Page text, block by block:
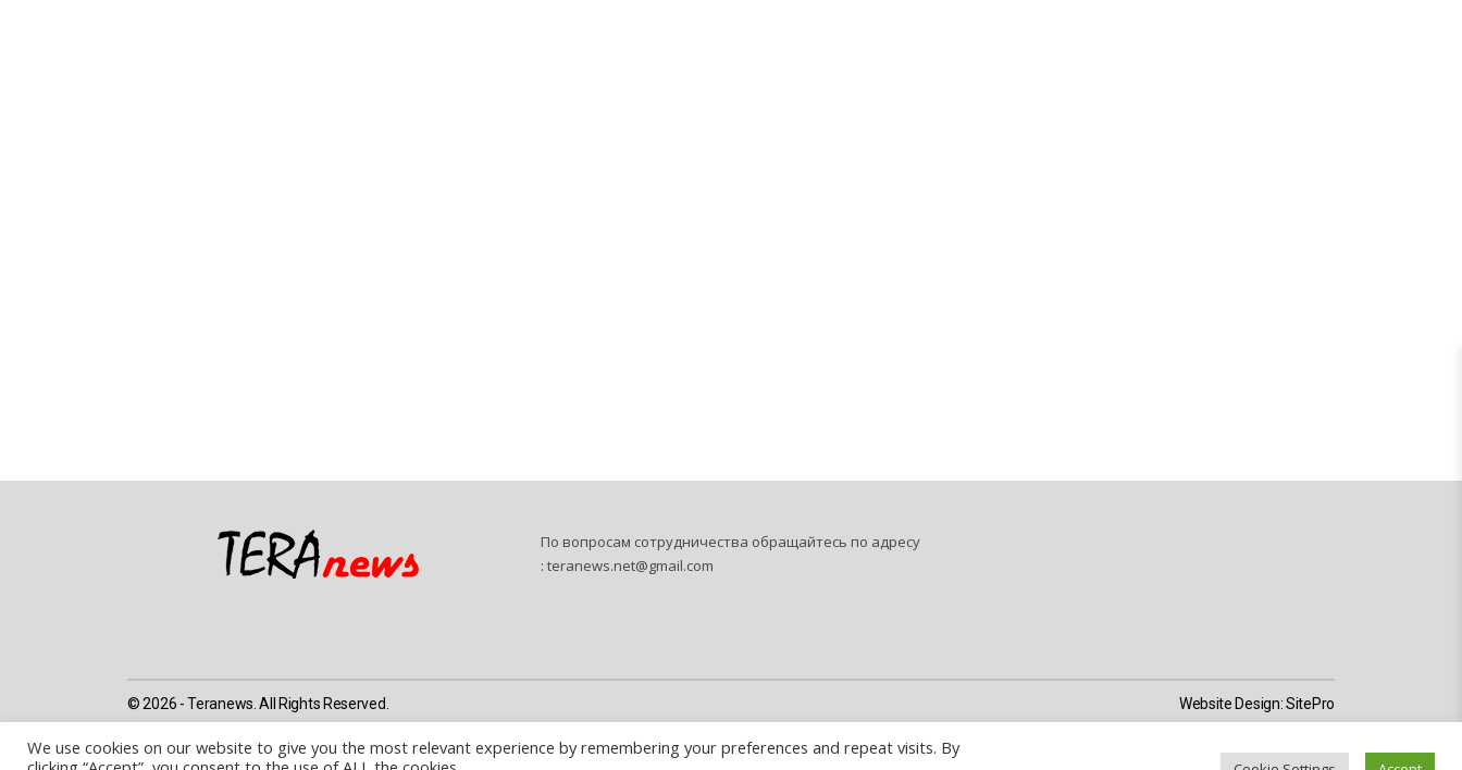
По вопросам сотрудничества обращайтесь по адресу
: teranews.net@gmail.com
© 2026 - Teranews. All Rights Reserved. Website Design:SitePro
We use cookies on our website to give you the most relevant experience by remembering your preferences and repeat visits. By
Русский